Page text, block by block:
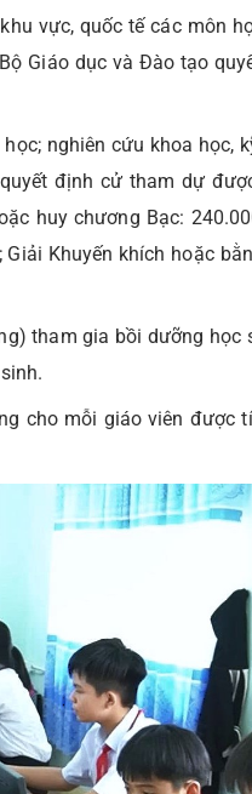
vực, quốc tế các môn
Giáo dục và Đào tạo
nghiên cứu khoa học,
định cử tham dự
huy chương Bạc:
Khuyến khích hoặc
tham gia bồi dưỡng học
cho mỗi giáo viên được